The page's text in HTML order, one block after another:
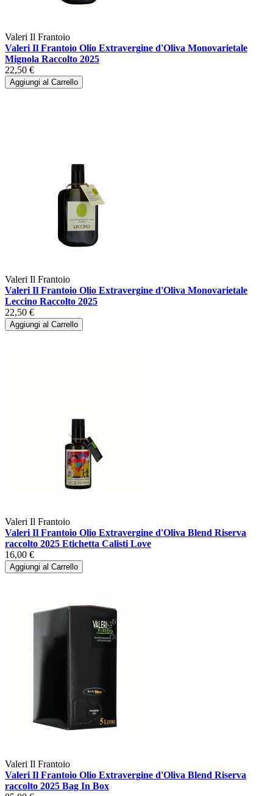
Valeri Il Frantoio
Valeri Il Frantoio Olio Extravergine d'Oliva Monovarietale
Mignola Raccolto 2025
22,50 €
Aggiungi al Carrello
Valeri Il Frantoio
Valeri Il Frantoio Olio Extravergine d'Oliva Monovarietale
Leccino Raccolto 2025
22,50 €
Aggiungi al Carrello
Valeri Il Frantoio
Valeri Il Frantoio Olio Extravergine d'Oliva Blend Riserva
raccolto 2025 Etichetta Calisti Love
16,00 €
Aggiungi al Carrello
Valeri Il Frantoio
Valeri Il Frantoio Olio Extravergine d'Oliva Blend Riserva
raccolto 2025 Bag In Box